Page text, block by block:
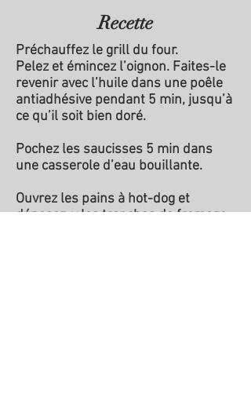
Recette
Préchauffez le grill du four.
Pelez et émincez l’oignon. Faites-le
revenir avec l’huile dans une poêle
antiadhésive pendant 5 min, jusqu’à
ce qu’il soit bien doré.
Pochez les saucisses 5 min dans
une casserole d’eau bouillante.
Ouvrez les pains à hot-dog et
déposez-y les tranches de fromage,